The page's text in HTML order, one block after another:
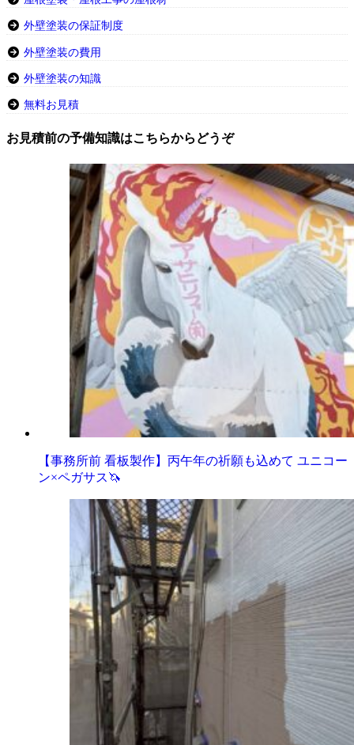
外壁塗装の保証制度
外壁塗装の費用
外壁塗装の知識
無料お見積
お見積前の予備知識はこちらからどうぞ
【事務所前 看板製作】丙午年の祈願も込めて ユニコー
ン×ペガサス🦄